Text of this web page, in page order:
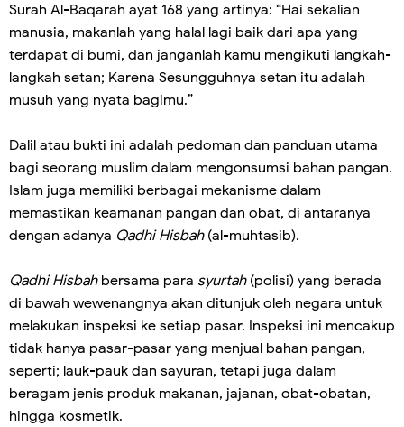
Surah Al-Baqarah ayat 168 yang artinya: “Hai sekalian
manusia, makanlah yang halal lagi baik dari apa yang
terdapat di bumi, dan janganlah kamu mengikuti langkah-
langkah setan; Karena Sesungguhnya setan itu adalah
musuh yang nyata bagimu.”
Dalil atau bukti ini adalah pedoman dan panduan utama
bagi seorang muslim dalam mengonsumsi bahan pangan.
Islam juga memiliki berbagai mekanisme dalam
memastikan keamanan pangan dan obat, di antaranya
dengan adanya Qadhi Hisbah(al-muhtasib).
Qadhi Hisbahbersama para syurtah(polisi) yang berada
di bawah wewenangnya akan ditunjuk oleh negara untuk
melakukan inspeksi ke setiap pasar. Inspeksi ini mencakup
tidak hanya pasar-pasar yang menjual bahan pangan,
seperti; lauk-pauk dan sayuran, tetapi juga dalam
beragam jenis produk makanan, jajanan, obat-obatan,
hingga kosmetik.